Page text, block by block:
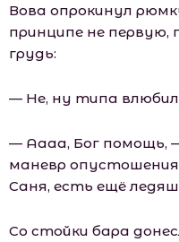
Вова опрокинул
принципе не первую,
грудь:
— Не, ну типа
— Аааа, Бог помощь,
маневр
Саня, есть ещё
Со стойки бара